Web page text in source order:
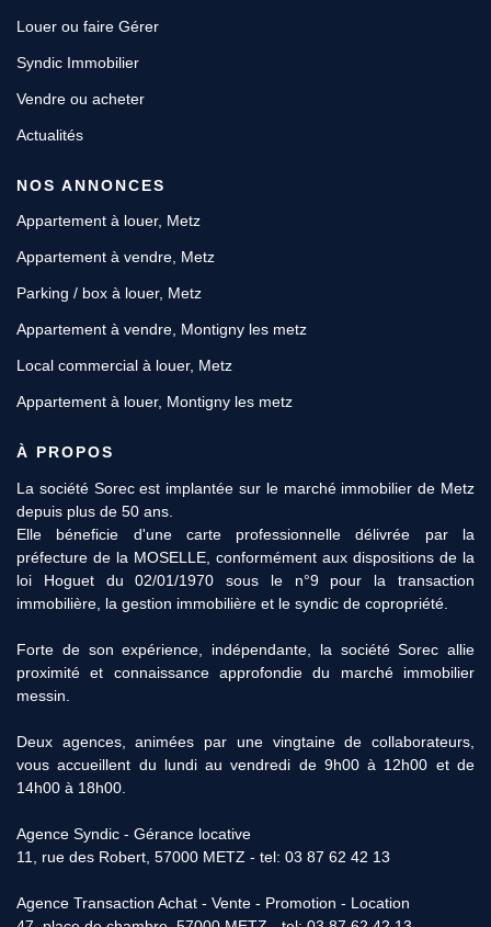
Louer ou faire Gérer
Syndic Immobilier
Vendre ou acheter
Actualités
NOS ANNONCES
Appartement à louer, Metz
Appartement à vendre, Metz
Parking / box à louer, Metz
Appartement à vendre, Montigny les metz
Local commercial à louer, Metz
Appartement à louer, Montigny les metz
À PROPOS
La société Sorec est implantée sur le marché immobilier de Metz
depuis plus de 50 ans.
Elle béneficie d'une carte professionnelle délivrée par la
préfecture de la MOSELLE, conformément aux dispositions de la
loi Hoguet du 02/01/1970 sous le n°9 pour la transaction
immobilière, la gestion immobilière et le syndic de copropriété.
Forte de son expérience, indépendante, la société Sorec allie
proximité et connaissance approfondie du marché immobilier
messin.
Deux agences, animées par une vingtaine de collaborateurs,
vous accueillent du lundi au vendredi de 9h00 à 12h00 et de
14h00 à 18h00.
Agence Syndic - Gérance locative
11, rue des Robert, 57000 METZ - tel: 03 87 62 42 13
Agence Transaction Achat - Vente - Promotion - Location